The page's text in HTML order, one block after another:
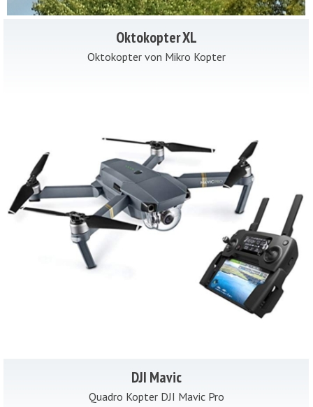
Oktokopter XL
Oktokopter von Mikro Kopter
DJI Mavic
Quadro Kopter DJI Mavic Pro